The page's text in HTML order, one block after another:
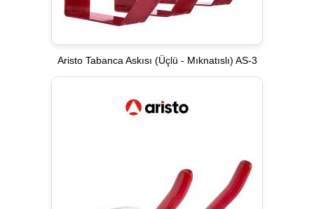
Aristo Tabanca Askısı (Üçlü - Mıknatıslı) AS-3